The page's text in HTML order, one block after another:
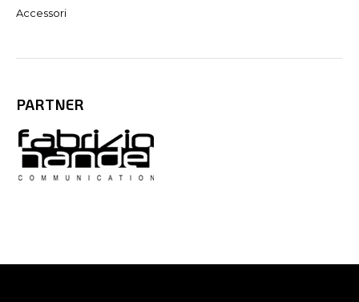
Accessori
PARTNER